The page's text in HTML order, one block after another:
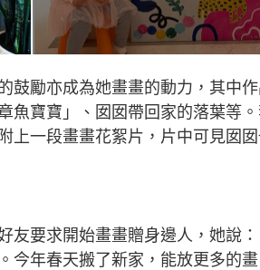
鼓勵亦成為她畫畫的動力，其中
魚寶寶」、囡囡帶回家的落葉等
上一段畫畫花絮片，片中可見囡
友要求開始畫畫贈身邊人，她說：
今年春天搬了新家，能放更多的畫